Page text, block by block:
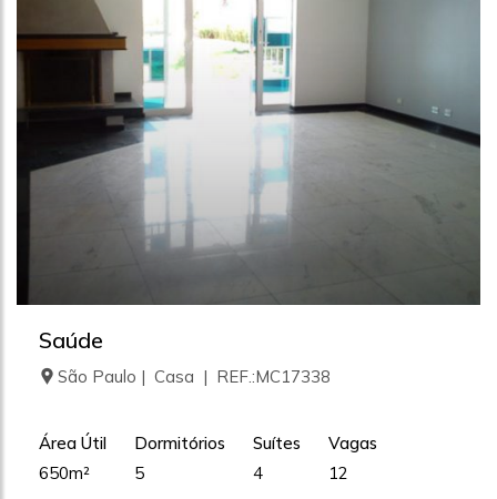
Saúde
São Paulo | Casa | REF.:MC17338
Área Útil
650m²
Dormitórios
5
Suítes
4
Vagas
12